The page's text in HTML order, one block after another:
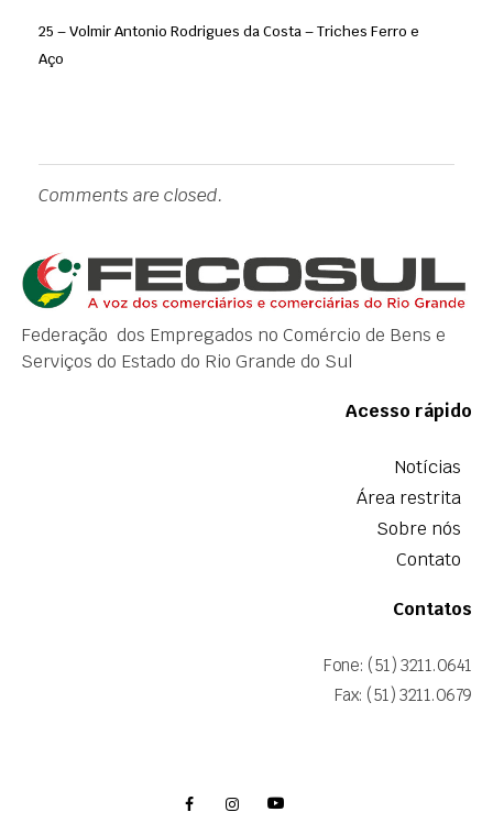
25 – Volmir Antonio Rodrigues da Costa – Triches Ferro e
Aço
Comments are closed.
Federação dos Empregados no Comércio de Bens e
Serviços do Estado do Rio Grande do Sul
Acesso rápido
Notícias
Área restrita
Sobre nós
Contato
Contatos
Fone: (51) 3211.0641
Fax: (51) 3211.0679